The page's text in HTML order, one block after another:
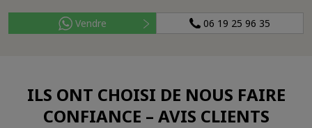
Vendre 06 19 25 96 35
ILS ONT CHOISI DE NOUS FAIRE
CONFIANCE – AVIS CLIENTS